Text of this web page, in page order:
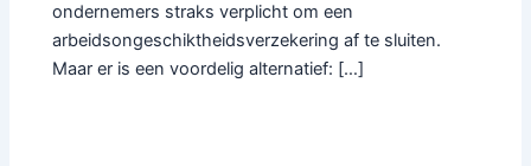
ondernemers straks verplicht om een
arbeidsongeschiktheidsverzekering af te sluiten.
Maar er is een voordelig alternatief: […]